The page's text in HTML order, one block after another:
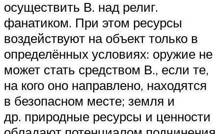
осуществить В. над религ.
фанатиком. При этом ресурсы
воздействуют на объект только в
определённых условиях: оружие не
может стать средством В., если те,
на кого оно направлено, находятся
в безопасном месте; земля и
др. природные ресурсы и ценности